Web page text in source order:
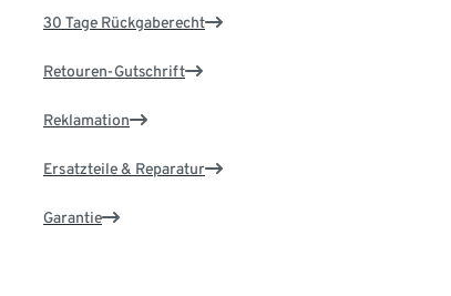
30 Tage Rückgaberecht
Retouren-Gutschrift
Reklamation
Ersatzteile & Reparatur
Garantie